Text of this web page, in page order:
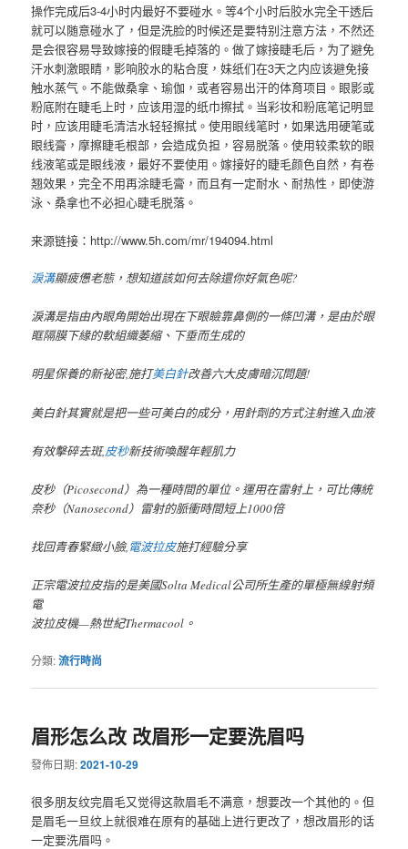
操作完成后3-4小时内最好不要碰水。等4个小时后胶水完全干透后
就可以随意碰水了，但是洗脸的时候还是要特别注意方法，不然还
是会很容易导致嫁接的假睫毛掉落的。做了嫁接睫毛后，为了避免
汗水刺激眼睛，影响胶水的粘合度，妹纸们在3天之内应该避免接
触水蒸气。不能做桑拿、瑜伽，或者容易出汗的体育项目。眼影或
粉底附在睫毛上时，应该用湿的纸巾擦拭。当彩妆和粉底笔记明显
时，应该用睫毛清洁水轻轻擦拭。使用眼线笔时，如果选用硬笔或
眼线膏，摩擦睫毛根部，会造成负担，容易脱落。使用较柔软的眼
线液笔或是眼线液，最好不要使用。嫁接好的睫毛颜色自然，有卷
翘效果，完全不用再涂睫毛膏，而且有一定耐水、耐热性，即使游
泳、桑拿也不必担心睫毛脱落。
来源链接：http://www.5h.com/mr/194094.html
淚溝顯疲憊老態，想知道該如何去除還你好氣色呢?
淚溝是指由內眼角開始出現在下眼瞼靠鼻側的一條凹溝，是由於眼
眶隔膜下緣的軟組織萎縮、下垂而生成的
明星保養的新祕密,施打美白針改善六大皮膚暗沉問題!
美白針其實就是把一些可美白的成分，用針劑的方式注射進入血液
有效擊碎去斑,皮秒新技術喚醒年輕肌力
皮秒（Picosecond）為一種時間的單位。運用在雷射上，可比傳統
奈秒（Nanosecond）雷射的脈衝時間短上1000倍
找回青春緊緻小臉,電波拉皮施打經驗分享
正宗電波拉皮指的是美國Solta Medical公司所生產的單極無線射頻
電
波拉皮機—熱世紀Thermacool。
分類:流行時尚
眉形怎么改 改眉形一定要洗眉吗
發佈日期:2021-10-29
很多朋友纹完眉毛又觉得这款眉毛不满意，想要改一个其他的。但
是眉毛一旦纹上就很难在原有的基础上进行更改了，想改眉形的话
一定要洗眉吗。